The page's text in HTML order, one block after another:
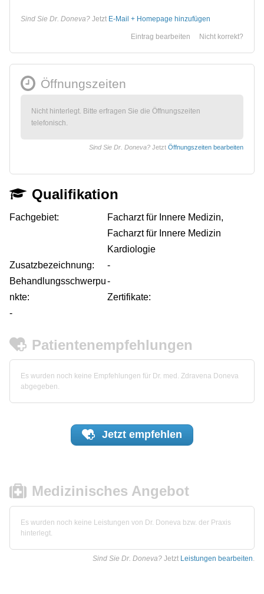
Sind Sie Dr. Doneva? Jetzt E-Mail + Homepage hinzufügen
Nicht korrekt?
Eintrag bearbeiten
Öffnungszeiten
Nicht hinterlegt. Bitte erfragen Sie die Öffnungszeiten
telefonisch.
Sind Sie Dr. Doneva? Jetzt Öffnungszeiten bearbeiten
Qualifikation
Fachgebiet:
Facharzt für Innere Medizin,
Facharzt für Innere Medizin
Kardiologie
Zusatzbezeichnung:
-
Behandlungsschwerpu
nkte:
-
Zertifikate:
-
Patientenempfehlungen
Es wurden noch keine Empfehlungen für Dr. med. Zdravena Doneva
abgegeben.
Jetzt empfehlen
Medizinisches Angebot
Es wurden noch keine Leistungen von Dr. Doneva bzw. der Praxis
hinterlegt.
Sind Sie Dr. Doneva? Jetzt Leistungen bearbeiten.